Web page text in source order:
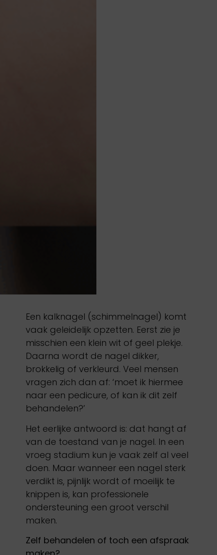
Een kalknagel (schimmelnagel) komt
vaak geleidelijk opzetten. Eerst zie je
misschien een klein wit of geel plekje.
Daarna wordt de nagel dikker,
brokkelig of verkleurd. Veel mensen
vragen zich dan af: ‘moet ik hiermee
naar een pedicure, of kan ik dit zelf
behandelen?’
Het eerlijke antwoord is: dat hangt af
van de toestand van je nagel. In een
vroeg stadium kun je vaak zelf al veel
doen. Maar wanneer een nagel sterk
verdikt is, pijnlijk wordt of moeilijk te
knippen is, kan professionele
ondersteuning een groot verschil
maken.
Zelf behandelen of toch een afspraak